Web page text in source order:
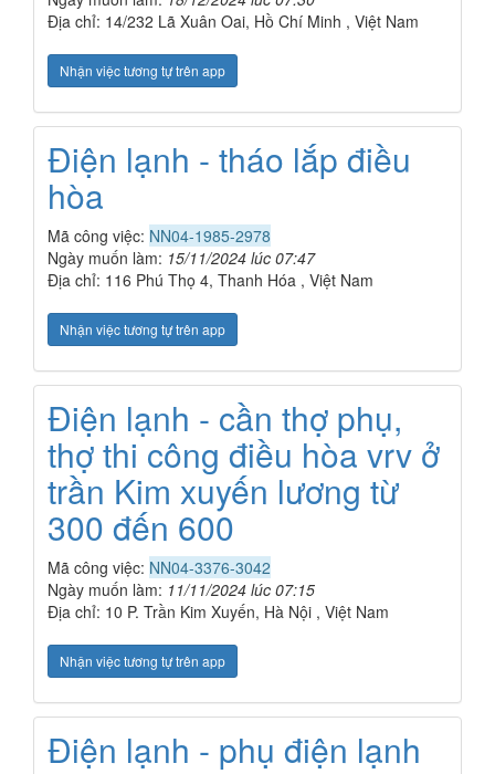
Địa chỉ: 14/232 Lã Xuân Oai, Hồ Chí Minh , Việt Nam
Nhận việc tương tự trên app
Điện lạnh - tháo lắp điều
hòa
Mã công việc: NN04-1985-2978
Ngày muốn làm: 15/11/2024 lúc 07:47
Địa chỉ: 116 Phú Thọ 4, Thanh Hóa , Việt Nam
Nhận việc tương tự trên app
Điện lạnh - cần thợ phụ,
thợ thi công điều hòa vrv ở
trần Kim xuyến lương từ
300 đến 600
Mã công việc: NN04-3376-3042
Ngày muốn làm: 11/11/2024 lúc 07:15
Địa chỉ: 10 P. Trần Kim Xuyến, Hà Nội , Việt Nam
Nhận việc tương tự trên app
Điện lạnh - phụ điện lạnh